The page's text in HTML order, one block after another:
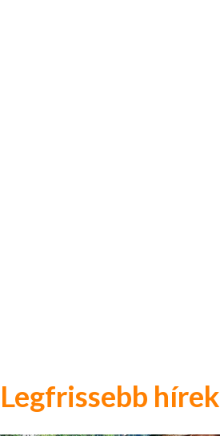
Legfrissebb hírek